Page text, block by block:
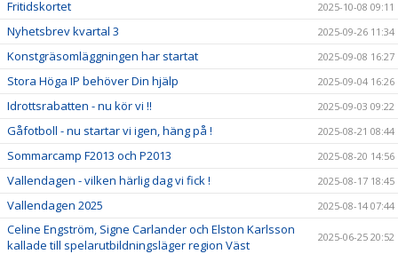
Fritidskortet 2025-10-08 09:11
Nyhetsbrev kvartal 3 2025-09-26 11:34
Konstgräsomläggningen har startat 2025-09-08 16:27
Stora Höga IP behöver Din hjälp 2025-09-04 16:26
Idrottsrabatten - nu kör vi !! 2025-09-03 09:22
Gåfotboll - nu startar vi igen, häng på ! 2025-08-21 08:44
Sommarcamp F2013 och P2013 2025-08-20 14:56
Vallendagen - vilken härlig dag vi fick ! 2025-08-17 18:45
Vallendagen 2025 2025-08-14 07:44
Celine Engström, Signe Carlander och Elston Karlsson
kallade till spelarutbildningsläger region Väst
2025-06-25 20:52